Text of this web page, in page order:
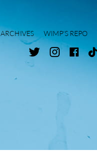
ARCHIVES WIMP'S REPO